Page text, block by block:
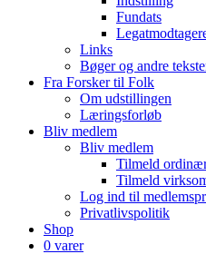
Fundats
Links
Bøger og andre
Fra Forsker til Folk
Om udstillingen
Læringsforløb
Bliv medlem
Bliv medlem
Tilmeld
Tilmeld
Log ind til
Privatlivspolitik
Shop
0 varer